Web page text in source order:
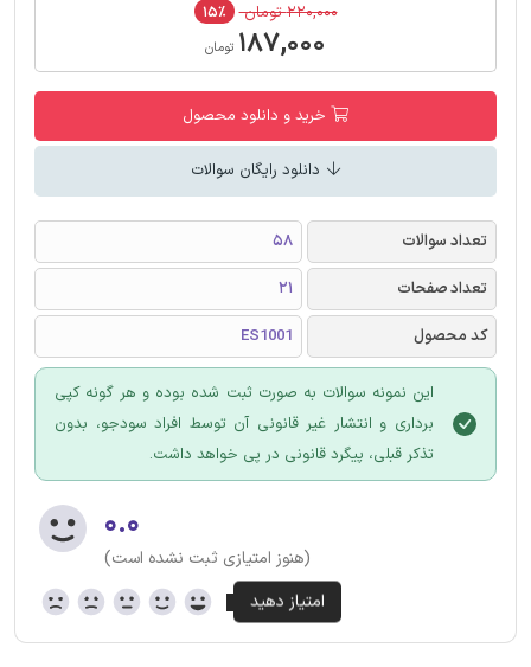
۲۲۰,۰۰۰ تومان ۱۵٪
۱۸۷,۰۰۰ تومان
خرید و دانلود محصول
دانلود رایگان سوالات
تعداد سوالات
58
تعداد صفحات
21
کد محصول
ES1001
این نمونه سوالات به صورت ثبت شده بوده و هر گونه کپی
برداری و انتشار غیر قانونی آن توسط افراد سودجو، بدون
تذکر قبلی، پیگرد قانونی در پی خواهد داشت.
۰.۰
(هنوز امتیازی ثبت نشده است)